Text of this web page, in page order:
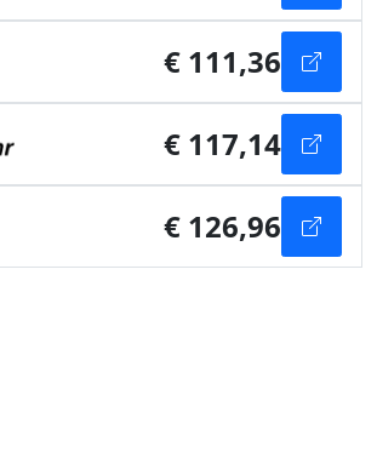
€ 111,36
€ 117,14
€ 126,96